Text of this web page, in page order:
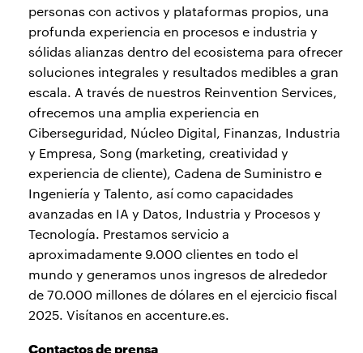
personas con activos y plataformas propios, una
profunda experiencia en procesos e industria y
sólidas alianzas dentro del ecosistema para ofrecer
soluciones integrales y resultados medibles a gran
escala. A través de nuestros Reinvention Services,
ofrecemos una amplia experiencia en
Ciberseguridad, Núcleo Digital, Finanzas, Industria
y Empresa, Song (marketing, creatividad y
experiencia de cliente), Cadena de Suministro e
Ingeniería y Talento, así como capacidades
avanzadas en IA y Datos, Industria y Procesos y
Tecnología. Prestamos servicio a
aproximadamente 9.000 clientes en todo el
mundo y generamos unos ingresos de alrededor
de 70.000 millones de dólares en el ejercicio fiscal
2025. Visítanos en accenture.es.
Contactos de prensa